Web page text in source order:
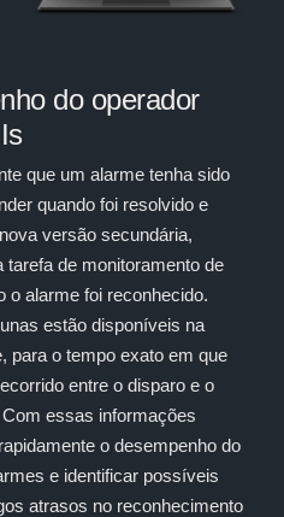
do operador
que um alarme tenha sido
quando foi resolvido e
versão secundária,
de monitoramento de
o alarme foi reconhecido.
estão disponíveis na
para o tempo exato em que
entre o disparo e o
essas informações
o desempenho do
e identificar possíveis
atrasos no reconhecimento